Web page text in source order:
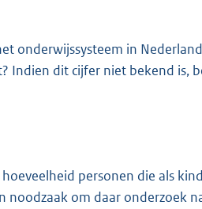
onderwijssysteem in
Indien dit cijfer niet bekend is,
personen die als
noodzaak om daar onderzoek